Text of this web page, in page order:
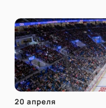
20 апреля